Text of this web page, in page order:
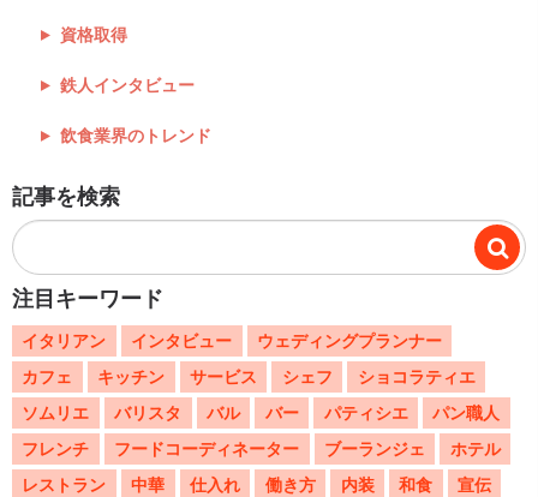
資格取得
鉄人インタビュー
飲食業界のトレンド
記事を検索
注目キーワード
イタリアン インタビュー
ウェディングプランナー
カフェ
キッチン サービス シェフ
ショコラティエ
ソムリエ
バリスタ バル バー パティシエ
パン職人
フレンチ
フードコーディネーター ブーランジェ
ホテル
レストラン
中華 仕入れ 働き方 内装 和食
宣伝